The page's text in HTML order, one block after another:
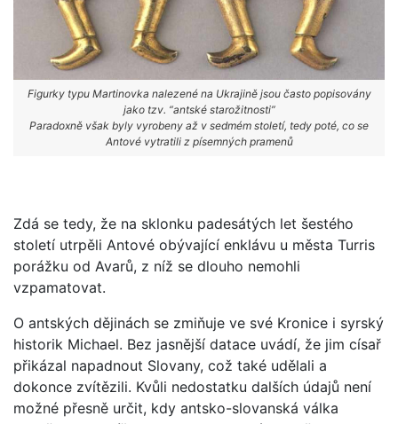
Figurky typu Martinovka nalezené na Ukrajině jsou často popisovány
jako tzv. “antské starožitnosti”
Paradoxně však byly vyrobeny až v sedmém století, tedy poté, co se
Antové vytratili z písemných pramenů
Zdá se tedy, že na sklonku padesátých let šestého
století utrpěli Antové obývající enklávu u města Turris
porážku od Avarů, z níž se dlouho nemohli
vzpamatovat.
O antských dějinách se zmiňuje ve své Kronice i syrský
historik Michael. Bez jasnější datace uvádí, že jim císař
přikázal napadnout Slovany, což také udělali a
dokonce zvítězili. Kvůli nedostatku dalších údajů není
možné přesně určit, kdy antsko-slovanská válka